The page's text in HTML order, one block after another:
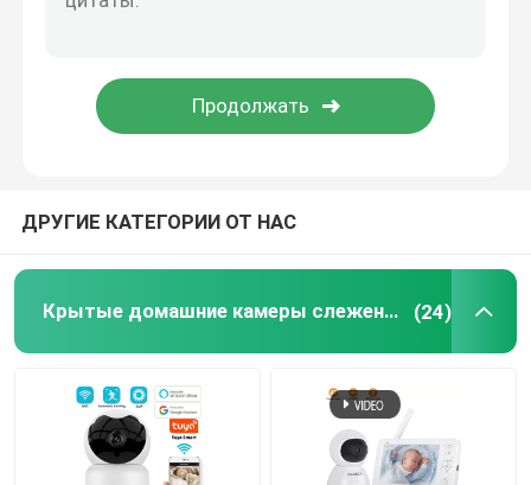
Спрятанная камера шпиона
ДРУГИЕ КАТЕГОРИИ ОТ НАС
Крытые домашние камеры слежения (24)